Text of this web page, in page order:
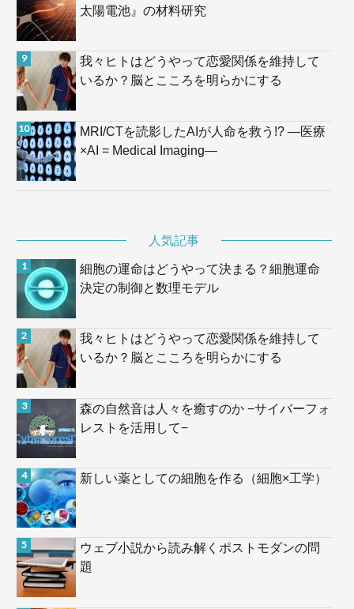
太陽電池』の材料研究
我々ヒトはどうやって恋愛関係を維持して
いるか？脳とこころを明らかにする
MRI/CTを読影したAIが人命を救う!? —医療
×AI = Medical Imaging—
人気記事
細胞の運命はどうやって決まる？細胞運命
決定の制御と数理モデル
我々ヒトはどうやって恋愛関係を維持して
いるか？脳とこころを明らかにする
森の自然音は人々を癒すのか −サイバーフォ
レストを活用して−
新しい薬としての細胞を作る（細胞×工学）
ウェブ小説から読み解くポストモダンの問
題